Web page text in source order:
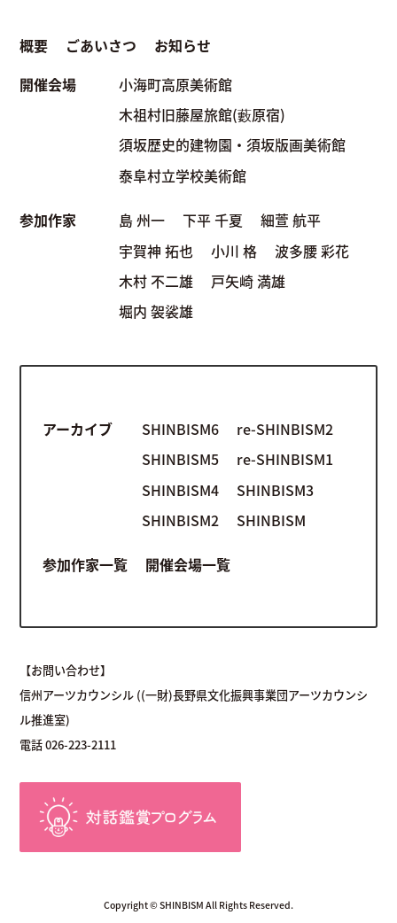
概要 ごあいさつ
お知らせ
開催会場
小海町高原美術館
木祖村旧藤屋旅館(藪原宿)
須坂歴史的建物園・須坂版画美術館
泰阜村立学校美術館
参加作家 島 州一 下平 千夏
細萱 航平
宇賀神 拓也
小川 格
波多腰 彩花
木村 不二雄
戸矢崎 満雄
堀内 袈裟雄
アーカイブ SHINBISM6
re-SHINBISM2
SHINBISM5
re-SHINBISM1
SHINBISM4
SHINBISM3
SHINBISM2
SHINBISM
参加作家一覧 開催会場一覧
【お問い合わせ】
信州アーツカウンシル ((一財)長野県文化振興事業団アーツカウンシ
ル推進室)
電話 026-223-2111
Copyright © SHINBISM All Rights Reserved.